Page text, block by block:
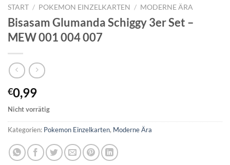
START / POKEMON EINZELKARTEN / MODERNE ÄRA
Bisasam Glumanda Schiggy 3er Set –
MEW 001 004 007
€0,99
Nicht vorrätig
Kategorien: Pokemon Einzelkarten, Moderne Ära